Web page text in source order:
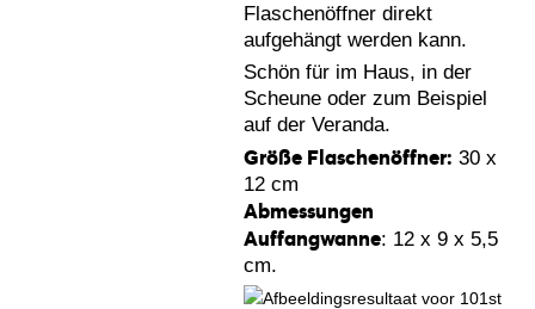
Flaschenöffner direkt
aufgehängt werden kann.
Schön für im Haus, in der
Scheune oder zum Beispiel
auf der Veranda.
Größe Flaschenöffner: 30 x
12 cm
Abmessungen
Auffangwanne: 12 x 9 x 5,5
cm.